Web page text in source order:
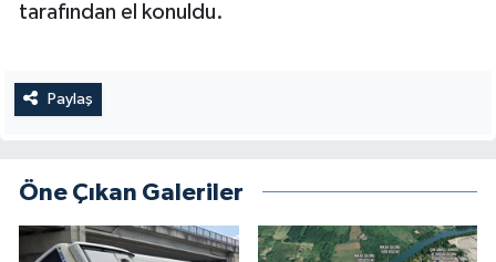
tarafından el konuldu.
Paylaş
Öne Çıkan Galeriler